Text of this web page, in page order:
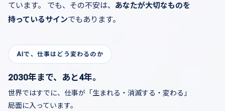
ています。
でも、その不安は、 あなたが大切なものを
持っているサインでもあります。
AIで、仕事はどう変わるのか
2030年まで、あと4年。
世界ではすでに、仕事が「生まれる・消滅する・変わる」
局面に入っています。